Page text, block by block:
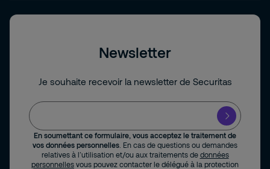
Newsletter
Je souhaite recevoir la newsletter de Securitas
En soumettant ce formulaire, vous acceptez le traitement de
vos données personnelles . En cas de questions ou demandes
relatives à l’utilisation et/ou aux traitements de données
personnelles vous pouvez contacter le délégué à la protection